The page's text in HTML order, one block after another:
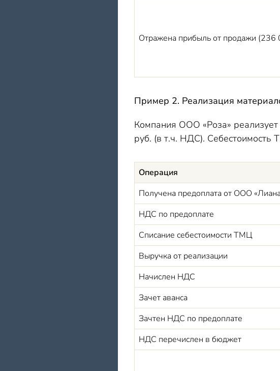
Отражена прибыль от продажи
Пример 2. Реализация
Компания ООО «Роза»
руб. (в т.ч. НДС).
Операция
Получена предоплата от ООО
НДС по предоплате
Списание себестоимости ТМЦ
Выручка от реализации
Начислен НДС
Зачет аванса
Зачтен НДС по предоплате
НДС перечислен в бюджет